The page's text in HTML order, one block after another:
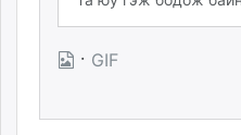
· GIF